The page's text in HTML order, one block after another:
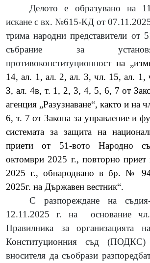
Делото е образувано на
искане с вх. №615-КД от 07.11.2025
трима народни представители от
събрание за
противоконституционност на
14, ал. 1, ал. 2, ал. 3, чл. 15, ал. 1,
3, ал. 4в, т. 1, 2, 3, 4, 5, 6, 7 от
агенция „Разузнаване“, както и на
6, т. 7 от Закона за управление и
системата за защита на
приети от 51-вото Народно
октомври 2025 г., повторно
2025 г., обнародвано в бр. №
2025г. на Държавен вестник“.
С разпореждане на
12.11.2025 г. на
основание
Правилника за организацията
Конституционния съд
вносителя да съобрази